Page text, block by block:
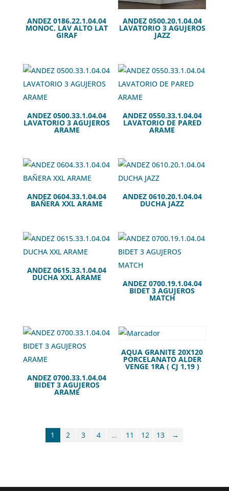
ANDEZ 0186.22.1.04.04
MONOC. LAV ALTO LAT
GIRAF
ANDEZ 0500.20.1.04.04
LAVATORIO 3 AGUJEROS
JAZZ
ANDEZ 0500.33.1.04.04
LAVATORIO 3 AGUJEROS
ARAME
ANDEZ 0550.33.1.04.04
LAVATORIO DE PARED
ARAME
ANDEZ 0604.33.1.04.04
BAÑERA XXL ARAME
ANDEZ 0610.20.1.04.04
DUCHA JAZZ
ANDEZ 0615.33.1.04.04
DUCHA XXL ARAME
ANDEZ 0700.19.1.04.04
BIDET 3 AGUJEROS
MATCH
ANDEZ 0700.33.1.04.04
BIDET 3 AGUJEROS
ARAME
AQUA GRANITE 20X120
PORCELANATO ALDER
VENGE 1RA ( CJ 1,19 )
1 2 3 4 … 11 12 13 →